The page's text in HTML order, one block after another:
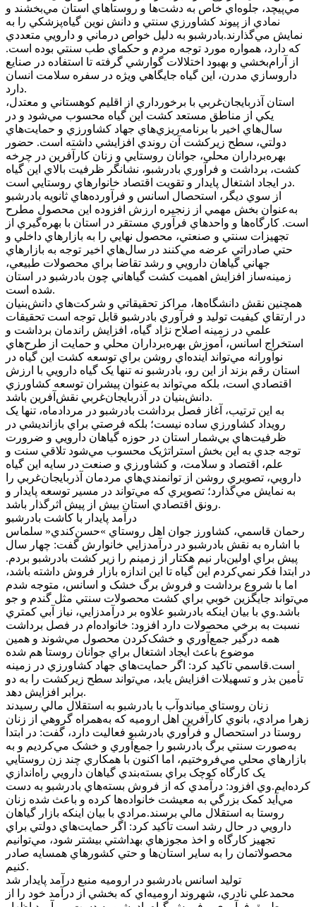
مي‌پيچد، جلوه‌اي خاص به دشت‌ها و روستاهاي استان مي‌بخشند و
نمادي از پيوند کشاورزي سنتي و دانش نوين گياه‌پزشکي را به
نمايش مي‌گذارند.بادرشبو به دليل خواص درماني و دارويي متعددي
که دارد، همواره مورد توجه مردم و حکماي طب سنتي بوده است.
از آرام‌بخشي و بهبود اختلالات گوارشي گرفته تا استفاده در صنايع
داروسازي مدرن، اين گياه جايگاهي ويژه در سفره سلامت انسان
دارد.
استان آذربايجان‌غربي با برخورداري از اقليم کوهستاني و معتدل،
يکي از مناطق مستعد کشت اين گياه محسوب مي‌شود و در
سال‌هاي اخير با برنامه‌ريزي‌هاي جهاد کشاورزي و حمايت‌هاي
دولتي، سطح زيرکشت آن روندي افزايشي داشته است. حضور
بهره‌برداران محلي، جوانان روستايي و زنان کارآفرين در چرخه
کشت، برداشت و فرآوري بادرشبو، نشانگر ظرفيت بالاي اين گياه
در ايجاد اشتغال پايدار و تقويت اقتصاد خانوارهاي روستايي است.
از سوي ديگر، استحصال اسانس و فرآورده‌هاي ثانويه بادرشبو
به‌عنوان بخش مهمي از زنجيره ارزش افزوده اين محصول مطرح
است. کارگاه‌ها و واحدهاي فرآوري مستقر در استان با بهره‌گيري از
تجهيزات سنتي و صنعتي، محصول نهايي را به بازارهاي داخلي و
حتي صادراتي عرضه مي‌کنند در سال‌هاي اخير توجه به بازارهاي
جهاني گياهان دارويي و رشد تقاضا براي محصولات طبيعي،
زمينه‌ساز افزايش اهميت کشت گياهاني چون بادرشبو در استان
شده است.
همچنين نقش دانشگاه‌ها، مراکز تحقيقاتي و شرکت‌هاي دانش‌بنيان
در ارتقاي کيفيت توليد و فرآوري بادرشبو قابل توجه است تحقيقات
علمي در زمينه اصلاح نژاد گياه، افزايش راندمان برداشت و
استخراج اسانس، آموزش بهره‌برداران محلي و حمايت از طرح‌هاي
نوآورانه مي‌تواند آينده‌اي روشن براي توسعه کشت اين گياه در
استان رقم بزند از اين رو، بادرشبو نه تنها يک گياه دارويي با ارزش
اقتصادي است، بلکه مي‌تواند به‌عنوان پيشران توسعه کشاورزي
دانش‌بنيان در آذربايجان‌غربي نقش‌آفرين باشد.
به اين ترتيب، آغاز فصل برداشت بادرشبو در مردادماه، تنها يک
رويداد کشاورزي ساده نيست؛ بلکه فرصتي براي بازانديشي در
ظرفيت‌هاي بي‌شمار استان در حوزه گياهان دارويي و ضرورت
توجه جدي به اين بخش استراتژيک محسوب مي‌شود تلاقي سنت و
علم، اقتصاد و سلامت، و کشاورزي و صنعت در سايه اين گياه
دارويي، تصويري روشن از توانمندي‌هاي مردمان آذربايجان‌غربي را
به نمايش مي‌گذارد؛ تصويري که مي‌تواند در مسير توسعه پايدار و
رونق اقتصادي استان بيش از پيش اثرگذار باشد.
درآمد پايدار با کاشت بادرشبو
رحمان قاسمي، کشاورز جوان اهل روستاي »حسن‌کندي« سلماس
با اشاره به نقش بادرشبو در درآمدزايي خانوارش گفت: چهار سال
پيش براي اولين‌بار نيم هکتار از زمينم را زير کشت بادرشبو بردم.
در ابتدا فکر نمي‌کردم اين گياه تا اين اندازه بازار فروش داشته باشد،
اما با شروع برداشت و فروش برگ خشک و اسانس، متوجه شدم
مي‌تواند جايگزين خوبي براي کشت محصولات سنتي مثل گندم و جو
باشد.وي با بيان اينکه بادرشبو علاوه بر درآمدزايي، نياز آبي کمتري
نسبت به برخي محصولات دارد افزود: خانواده‌ام در فصل برداشت
همه درگير جمع‌آوري و خشک‌کردن محصول مي‌شوند و همين
موضوع باعث ايجاد اشتغال براي جوانان روستا هم شده
است.قاسمي تاکيد کرد: اگر حمايت‌هاي جهاد کشاورزي در زمينه
تأمين بذر و تسهيلات افزايش يابد، مي‌تواند سطح زيرکشت را به دو
برابر افزايش دهد.
زنان روستاي مياندوآب با بادرشبو به استقلال مالي رسيدند
زهرا مرادي، بانوي کارآفرين اهل اروميه که به‌همراه گروهي از زنان
روستا در استحصال و فرآوري بادرشبو فعاليت دارد، گفت: در ابتدا
به‌صورت سنتي برگ بادرشبو را جمع‌آوري و خشک مي‌کرديم و به
بازارهاي محلي مي‌فروختيم، اما اکنون با همکاري چند زن روستايي
يک کارگاه کوچک براي بسته‌بندي گياهان دارويي راه‌اندازي
کرده‌ايم.وي افزود: درآمدي که از فروش بسته‌هاي بادرشبو به دست
مي‌آيد کمک بزرگي به معيشت خانواده‌ها کرده و باعث شده زنان
روستا به استقلال مالي برسند.مرادي با بيان اينکه بازار گياهان
دارويي در حال رشد است تأکيد کرد: اگر حمايت‌هاي دولتي براي
تجهيز کارگاه و اخذ مجوزهاي بهداشتي بيشتر شود، مي‌توانيم
محصولاتمان را به ساير استان‌ها و حتي کشورهاي همسايه صادر
کنيم.
توليد اسانس بادرشبو در اروميه منبع درآمد پايدار شد
محمدعلي نادري، شهروند اروميه‌اي که بخشي از درآمد خود را از